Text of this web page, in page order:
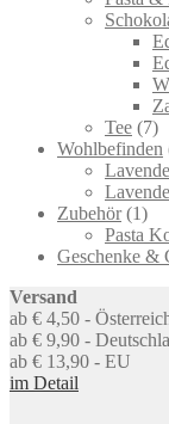
Tee 77
Wohlbefinden
Zubehör 11
Pasta
Geschenke &
Versand
ab € 4,50 -
ab € 9,90 -
ab € 13,90 - EU
im Detail